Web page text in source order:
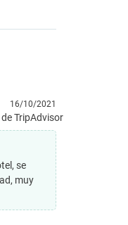
16/10/2021
se
muy